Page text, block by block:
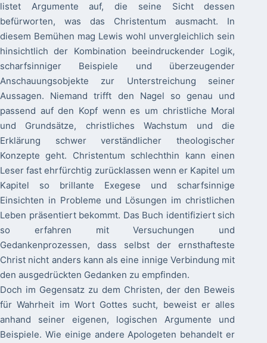
listet Argumente auf, die seine Sicht dessen
befürworten, was das Christentum ausmacht. In
diesem Bemühen mag Lewis wohl unvergleichlich sein
hinsichtlich der Kombination beeindruckender Logik,
scharfsinniger Beispiele und überzeugender
Anschauungsobjekte zur Unterstreichung seiner
Aussagen. Niemand trifft den Nagel so genau und
passend auf den Kopf wenn es um christliche Moral
und Grundsätze, christliches Wachstum und die
Erklärung schwer verständlicher theologischer
Konzepte geht. Christentum schlechthin kann einen
Leser fast ehrfürchtig zurücklassen wenn er Kapitel um
Kapitel so brillante Exegese und scharfsinnige
Einsichten in Probleme und Lösungen im christlichen
Leben präsentiert bekommt. Das Buch identifiziert sich
so erfahren mit Versuchungen und
Gedankenprozessen, dass selbst der ernsthafteste
Christ nicht anders kann als eine innige Verbindung mit
den ausgedrückten Gedanken zu empfinden.
Doch im Gegensatz zu dem Christen, der den Beweis
für Wahrheit im Wort Gottes sucht, beweist er alles
anhand seiner eigenen, logischen Argumente und
Beispiele. Wie einige andere Apologeten behandelt er